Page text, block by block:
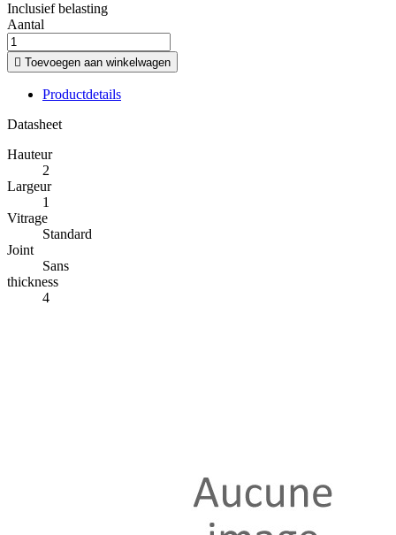
Inclusief belasting
Aantal
 Toevoegen aan winkelwagen
Productdetails
Datasheet
Hauteur
2
Largeur
1
Vitrage
Standard
Joint
Sans
thickness
4